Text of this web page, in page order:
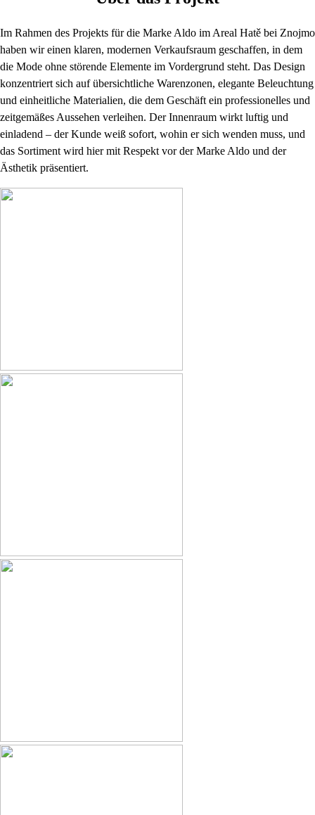
Im Rahmen des Projekts für die Marke Aldo im Areal Hatě bei Znojmo
haben wir einen klaren, modernen Verkaufsraum geschaffen, in dem
die Mode ohne störende Elemente im Vordergrund steht. Das Design
konzentriert sich auf übersichtliche Warenzonen, elegante Beleuchtung
und einheitliche Materialien, die dem Geschäft ein professionelles und
zeitgemäßes Aussehen verleihen. Der Innenraum wirkt luftig und
einladend – der Kunde weiß sofort, wohin er sich wenden muss, und
das Sortiment wird hier mit Respekt vor der Marke Aldo und der
Ästhetik präsentiert.